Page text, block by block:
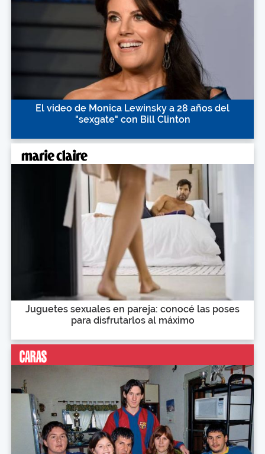
El video de Monica Lewinsky a 28 años del
"sexgate" con Bill Clinton
Juguetes sexuales en pareja: conocé las poses
para disfrutarlos al máximo